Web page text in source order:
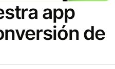
app
de